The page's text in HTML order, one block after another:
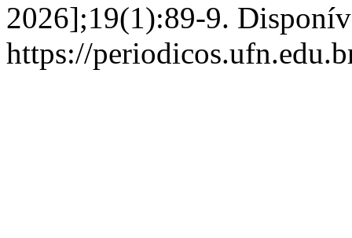
2026];19(1):89-9.
https://